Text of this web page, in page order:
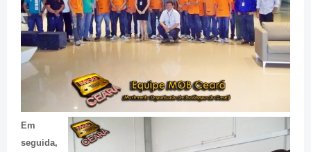
Em
seguida,